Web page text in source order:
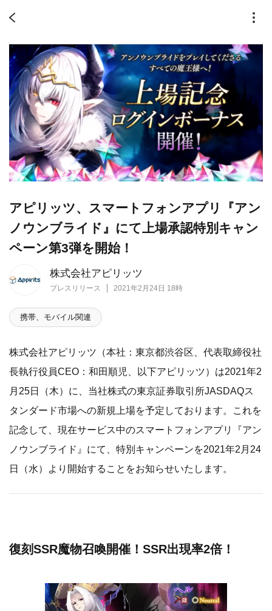
株式会社アピリッツ
プレスリリース 2021年2月24日 18時
アピリッツ、スマートフォンアプリ『アン
ノウンブライド』にて上場承認特別キャン
ペーン第3弾を開始！
携帯、モバイル関連
株式会社アピリッツ（本社：東京都渋谷区、代表取締役社
長執行役員CEO：和田順児、以下アピリッツ）は2021年2
月25日（木）に、当社株式の東京証券取引所JASDAQス
タンダード市場への新規上場を予定しております。これを
記念して、現在サービス中のスマートフォンアプリ『アン
ノウンブライド』にて、特別キャンペーンを2021年2月24
日（水）より開始することをお知らせいたします。
復刻SSR魔物召喚開催！SSR出現率2倍！